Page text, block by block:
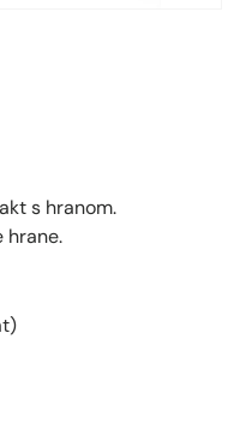
s hranom.
hrane.